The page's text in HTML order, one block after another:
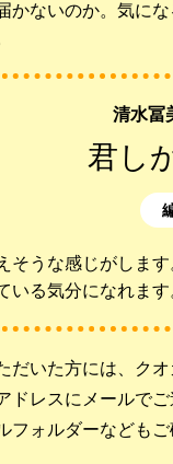
かないのか。気に
清水冨
君し
そうな感じがしま
いる気分になれます
だいた方には、ク
ドレスにメールで
フォルダーなどもご